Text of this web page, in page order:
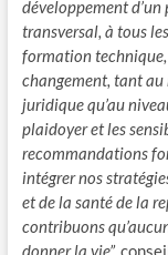
développement
transversal, à tous
formation technique,
changement, tant au
juridique qu’au
plaidoyer et les
recommandations
intégrer nos
et de la santé de la
contribuons
donner la vie”,